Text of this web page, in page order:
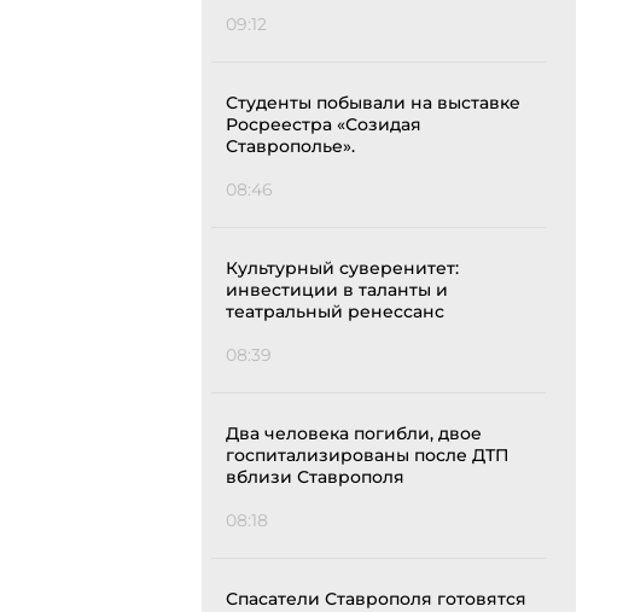
09:12
Студенты побывали на выставке
Росреестра «Созидая
Ставрополье».
08:46
Культурный суверенитет:
инвестиции в таланты и
театральный ренессанс
08:39
Два человека погибли, двое
госпитализированы после ДТП
вблизи Ставрополя
08:18
Спасатели Ставрополя готовятся